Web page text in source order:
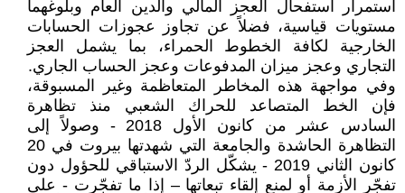
استمرار استفحال العجز المالي والدين العام وبلوغهما
مستويات قياسية، فضلاً عن تجاوز عجوزات الحسابات
الخارجية لكافة الخطوط الحمراء، بما يشمل العجز
التجاري وعجز ميزان المدفوعات وعجز الحساب الجاري.
وفي مواجهة هذه المخاطر المتعاظمة وغير المسبوقة،
فإن الخط المتصاعد للحراك الشعبي منذ تظاهرة
السادس عشر من كانون الأول 2018 - وصولاً إلى
التظاهرة الحاشدة والجامعة التي شهدتها بيروت في 20
كانون الثاني 2019 - يشكّل الردّ الاستباقي للحؤول دون
تفجّر الأزمة أو لمنع إلقاء تبعاتها – إذا ما تفجّرت - على